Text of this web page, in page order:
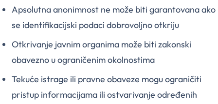
Apsolutna anonimnost ne može biti garantovana ako
se identifikacijski podaci dobrovoljno otkriju
Otkrivanje javnim organima može biti zakonski
obavezno u ograničenim okolnostima
Tekuće istrage ili pravne obaveze mogu ograničiti
pristup informacijama ili ostvarivanje određenih